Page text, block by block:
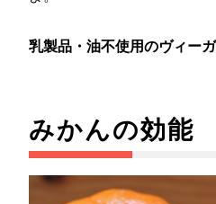
乳製品・油不使用のヴィー
みかんの効能